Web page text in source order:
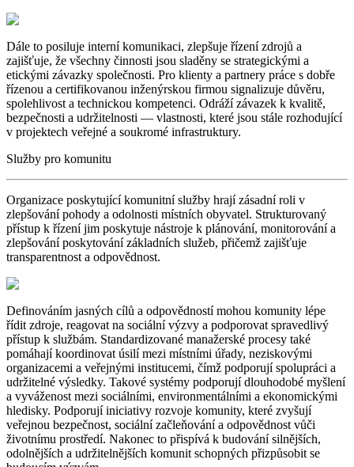
Dále to posiluje interní komunikaci, zlepšuje řízení zdrojů a
zajišťuje, že všechny činnosti jsou sladěny se strategickými a
etickými závazky společnosti. Pro klienty a partnery práce s dobře
řízenou a certifikovanou inženýrskou firmou signalizuje důvěru,
spolehlivost a technickou kompetenci. Odráží závazek k kvalitě,
bezpečnosti a udržitelnosti — vlastnosti, které jsou stále rozhodující
v projektech veřejné a soukromé infrastruktury.
Služby pro komunitu
Organizace poskytující komunitní služby hrají zásadní roli v
zlepšování pohody a odolnosti místních obyvatel. Strukturovaný
přístup k řízení jim poskytuje nástroje k plánování, monitorování a
zlepšování poskytování základních služeb, přičemž zajišťuje
transparentnost a odpovědnost.
Definováním jasných cílů a odpovědností mohou komunity lépe
řídit zdroje, reagovat na sociální výzvy a podporovat spravedlivý
přístup k službám. Standardizované manažerské procesy také
pomáhají koordinovat úsilí mezi místními úřady, neziskovými
organizacemi a veřejnými institucemi, čímž podporují spolupráci a
udržitelné výsledky. Takové systémy podporují dlouhodobé myšlení
a vyváženost mezi sociálními, environmentálními a ekonomickými
hledisky. Podporují iniciativy rozvoje komunity, které zvyšují
veřejnou bezpečnost, sociální začleňování a odpovědnost vůči
životnímu prostředí. Nakonec to přispívá k budování silnějších,
odolnějších a udržitelnějších komunit schopných přizpůsobit se